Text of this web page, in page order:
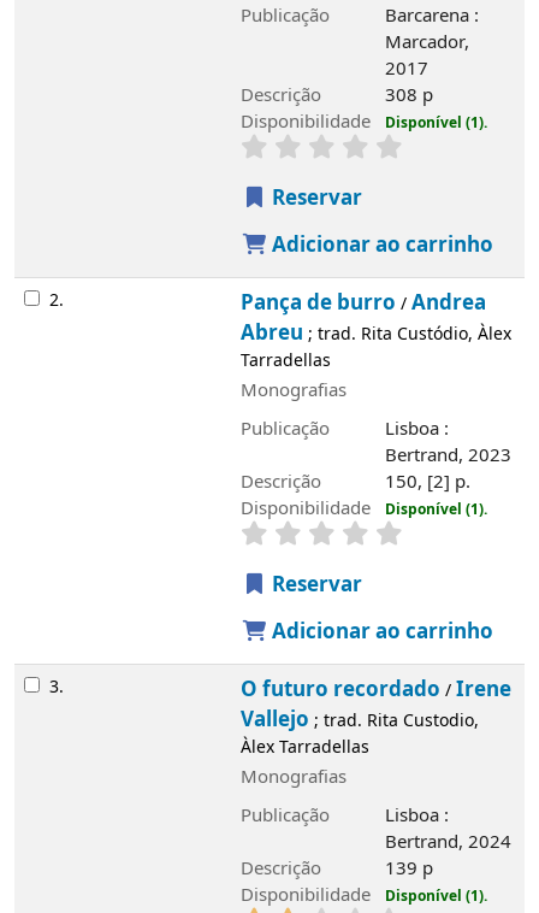
Publicação
Barcarena :
Marcador,
2017
Descrição
308 p
Disponibilidade
Disponível (1).
Reservar
Adicionar ao carrinho
2. Pança de burro /Andrea
Abreu ; trad. Rita Custódio, Àlex
Tarradellas
Monografias
Publicação
Lisboa :
Bertrand, 2023
Descrição
150, [2] p.
Disponibilidade
Disponível (1).
Reservar
Adicionar ao carrinho
3. O futuro recordado /Irene
Vallejo ; trad. Rita Custodio,
Àlex Tarradellas
Monografias
Publicação
Lisboa :
Bertrand, 2024
Descrição
139 p
Disponibilidade
Disponível (1).